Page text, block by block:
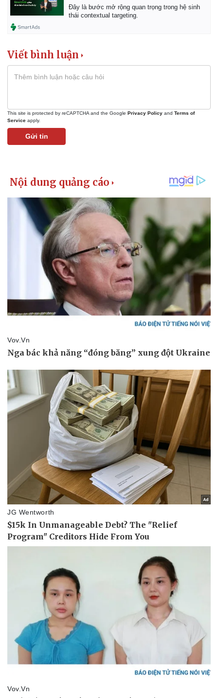
Bất động sản
Thị trường
Giá vàng
Tiêu dùng
Tỷ giá
Chứng khoán
Giá cà phê
Đây là bước mở rộng quan trọng trong hệ sinh
thái contextual targeting.
Viết bình luận
This site is protected by reCAPTCHA and the Google Privacy Policy and Terms of
Service apply.
Gửi tin